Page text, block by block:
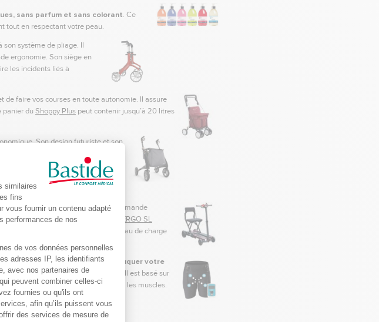
sans parfum et sans colorant. Ce
tout en respectant votre peau.
système de pliage. Il
ergonomie. Son siège en
les incidents liés à
de faire vos courses en toute autonomie. Il assure
panier du Shoppy Plus peut contenir jusqu’à 20 litres
Son design futuriste et son
tournées vers l’avant pour une
peut être utilisé à l’intérieur
de transports pour emporter vos
plie facilementgrâce à sa télécommande
autonomie de 15 km. Le
scooter ERGO SL
visibilité de la vitesse et du niveau de charge
Leshort Innovo permet de
rééduquer votre
pelvien et renforce le sphincter. Il est basé sur
plusieurs électrodes qui contractent les muscles.
en toute confiance